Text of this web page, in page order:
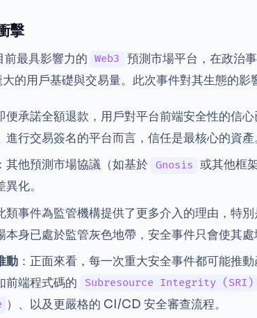
擊
最具影響力的 Web3
預測市場平台，在政治
的用戶基礎與交易量。此次事件對其生態的影
便承諾全額退款，用戶對平台前端安全性的信
行交易簽名的平台而言，信任是最核心的資產
：其他預測市場協議（如基於 Gnosis 或其他框
化。
類事件為監管機構提供了更多介入的理由，特
本身已處於監管灰色地帶，安全事件只會使其處
動 ：正面來看，每一次重大安全事件都可能推
前端程式碼的
Subresource Integrity (SRI)
）、以及更嚴格的 CI/CD 安全審查流程。